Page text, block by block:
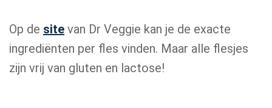
Op de site van Dr Veggie kan je de exacte
ingrediënten per fles vinden. Maar alle flesjes
zijn vrij van gluten en lactose!